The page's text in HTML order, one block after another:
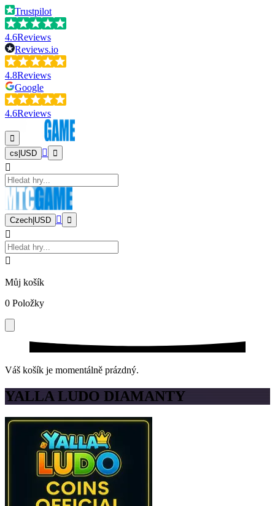
Trustpilot
4.6Reviews
Reviews.io
4.8Reviews
Google
4.6Reviews
cs USD
Czech USD
Můj košík
0 Položky
Váš košík je momentálně prázdný.
YALLA LUDO DIAMANTY